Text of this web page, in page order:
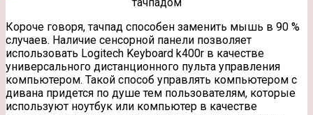
Короче говоря, тачпад способен заменить мышь в 90 %
случаев. Наличие сенсорной панели позволяет
использовать Logitech Keyboard k400r в качестве
универсального дистанционного пульта управления
компьютером. Такой способ управлять компьютером с
дивана придется по душе тем пользователям, которые
используют ноутбук или компьютер в качестве